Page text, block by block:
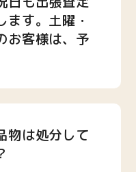
ます。土曜・
お客様は、予
物は処分して